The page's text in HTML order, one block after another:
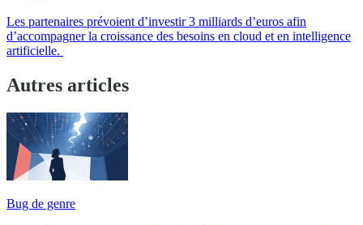
Les partenaires prévoient d’investir 3 milliards d’euros afin
d’accompagner la croissance des besoins en cloud et en intelligence
artificielle.
Autres articles
Bug de genre